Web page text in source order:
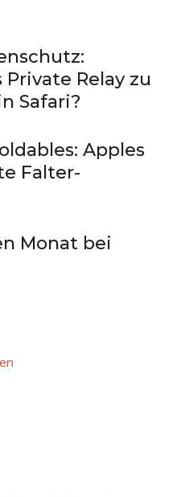
Relay zu
Safari?
Apples
Falter-
Monat bei